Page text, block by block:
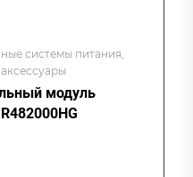
системы питания,
модуль